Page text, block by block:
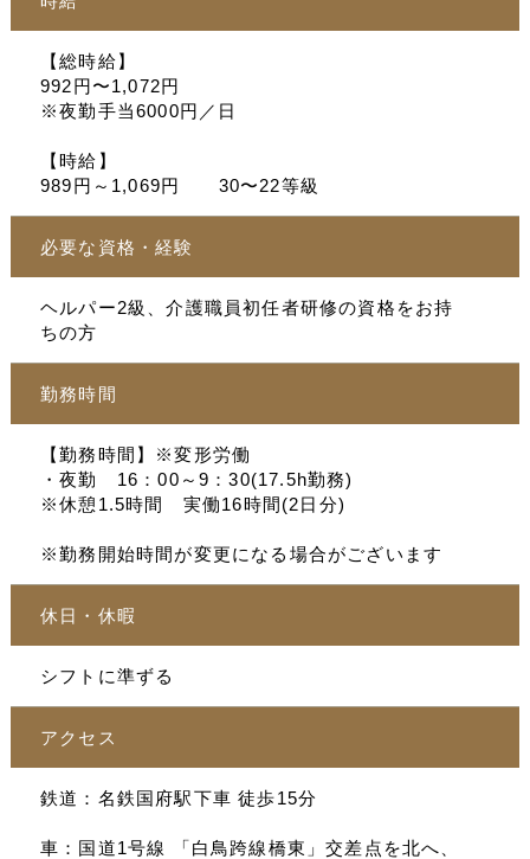
【総時給】
992円〜1,072円
※夜勤手当6000円／日
【時給】
989円～1,069円 30〜22等級
必要な資格・経験
ヘルパー2級、介護職員初任者研修の資格をお持
ちの方
勤務時間
【勤務時間】※変形労働
・夜勤 16：00～9：30(17.5h勤務)
※休憩1.5時間 実働16時間(2日分)
※勤務開始時間が変更になる場合がございます
休日・休暇
シフトに準ずる
アクセス
鉄道：名鉄国府駅下車 徒歩15分
車：国道1号線 「白鳥跨線橋東」交差点を北へ、